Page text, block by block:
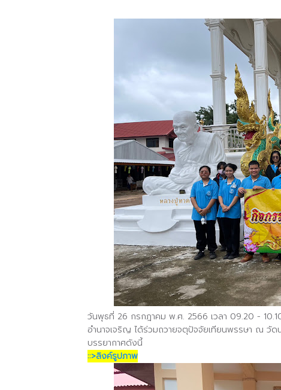
วันพุธที่ 26 กรกฎาคม พ.ศ. 2566 เวลา 09.20 -
อำนาจเจริญ ได้ร่วมถวายจตุปัจจัยเทียนพรรษา ณ วั
บรรยากาศดังนี้
::>ลิงค์รูปภาพ